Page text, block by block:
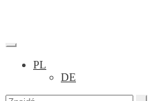
PL
DE